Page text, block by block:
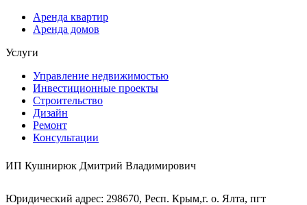
Аренда квартир
Аренда домов
Услуги
Управление недвижимостью
Инвестиционные проекты
Строительство
Дизайн
Ремонт
Консультации
ИП Кушнирюк Дмитрий Владимирович
Юридический адрес: 298670, Респ. Крым,г. о. Ялта, пгт